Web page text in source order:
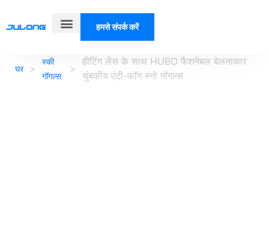
हमसे संपर्क करें
घर >
स्की
गॉगल्स
>
हीटिंग लेंस के साथ HUBO फैशनेबल बेलनाकार
चुंबकीय एंटी-फॉग स्नो गॉगल्स